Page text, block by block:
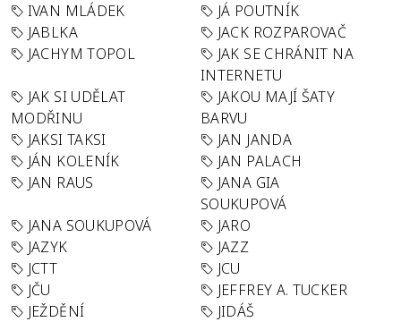
IVAN MLÁDEK
JÁ POUTNÍK
JABLKA
JACK ROZPAROVAČ
JACHYM TOPOL
JAK SE CHRÁNIT NA
INTERNETU
JAK SI UDĚLAT
MODŘINU
JAKOU MAJÍ ŠATY
BARVU
JAKSI TAKSI
JAN JANDA
JÁN KOLENÍK
JAN PALACH
JAN RAUS
JANA GIA
SOUKUPOVÁ
JANA SOUKUPOVÁ
JARO
JAZYK
JAZZ
JCTT
JCU
JČU
JEFFREY A. TUCKER
JEŽDĚNÍ
JIDÁŠ